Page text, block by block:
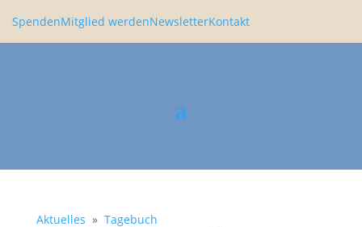
SpendenMitglied werdenNewsletterKontakt
Aktuelles » Tagebuch